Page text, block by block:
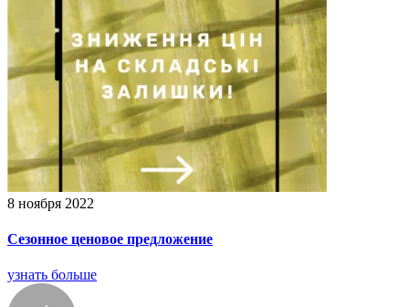
8 ноября 2022
Сезонное ценовое предложение
узнать больше